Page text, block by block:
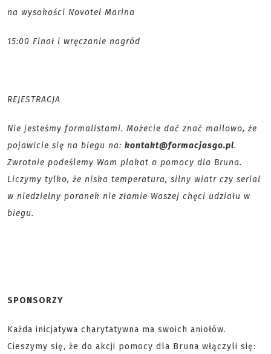
na wysokości Novotel Marina
15:00 Finał i wręczanie nagród
REJESTRACJA
Nie jesteśmy formalistami. Możecie dać znać mailowo, że
pojawicie się na biegu na: kontakt@formacjasgo.pl.
Zwrotnie podeślemy Wam plakat o pomocy dla Bruna.
Liczymy tylko, że niska temperatura, silny wiatr czy serial
w niedzielny poranek nie złamie Waszej chęci udziału w
biegu.
SPONSORZY
Każda inicjatywa charytatywna ma swoich aniołów.
Cieszymy się, że do akcji pomocy dla Bruna włączyli się: